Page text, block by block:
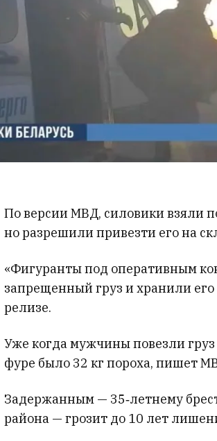
По версии МВД, силовики взяли
но разрешили привезти его на
«Фигуранты под оперативным
запрещенный груз и хранили его
релизе.
Уже когда мужчины повезли
фуре было 32 кг пороха, пишет
Задержанным — 35‑летнему
района — грозит до 10 лет